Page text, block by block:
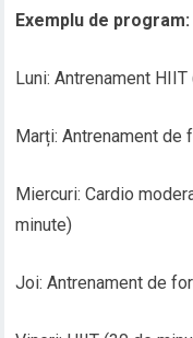
Exemplu de program:
Luni: Antrenament
Marți: Antrenament de
Miercuri: Cardio
minute)
Joi: Antrenament de